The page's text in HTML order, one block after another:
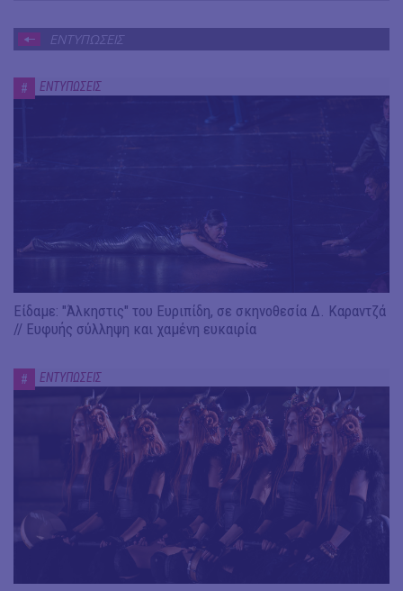
ΕΝΤΥΠΩΣΕΙΣ
# ΕΝΤΥΠΩΣΕΙΣ
Είδαμε: "Άλκηστις" του Ευριπίδη, σε σκηνοθεσία Δ. Καραντζά
// Ευφυής σύλληψη και χαμένη ευκαιρία
# ΕΝΤΥΠΩΣΕΙΣ